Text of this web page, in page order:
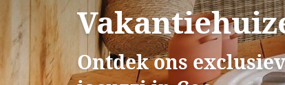
Ontdek ons